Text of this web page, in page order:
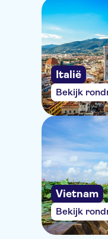
Italië
Bekijk
Vietnam
Bekijk